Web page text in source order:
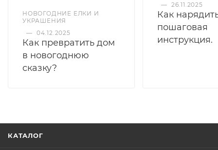
НОВОГОДНИЕ ЕЛКИ И
УКРАШЕНИЯ
— 04.12.2025
Как превратить дом
в новогоднюю
сказку?
— 26.11.2025
Как
пошаговая
инструкция.
КАТАЛОГ